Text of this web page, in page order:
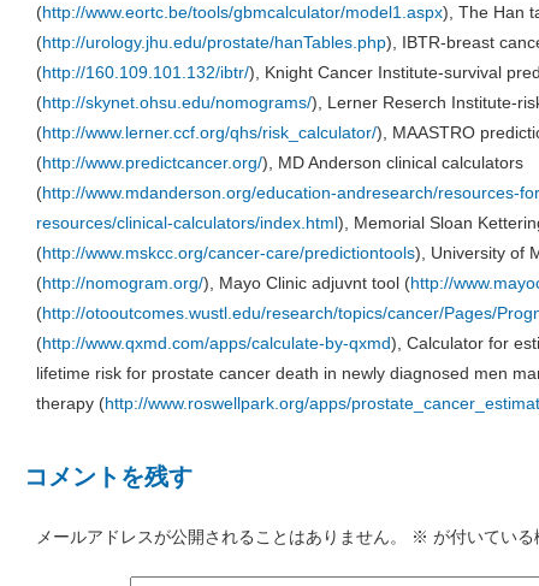
(http://www.eortc.be/tools/gbmcalculator/model1.aspx), The Han
(http://urology.jhu.edu/prostate/hanTables.php), IBTR-breast
(http://160.109.101.132/ibtr/), Knight Cancer Institute-survival
(http://skynet.ohsu.edu/nomograms/), Lerner Reserch Institute-
(http://www.lerner.ccf.org/qhs/risk_calculator/), MAASTRO
(http://www.predictcancer.org/), MD Anderson clinical calculators
(http://www.mdanderson.org/education-andresearch/resources-
resources/clinical-calculators/index.html), Memorial Sloan
(http://www.mskcc.org/cancer-care/predictiontools), University of
(http://nomogram.org/), Mayo Clinic adjuvnt tool (http://
(http://otooutcomes.wustl.edu/research/topics/cancer/Pages/
(http://www.qxmd.com/apps/calculate-by-qxmd), Calculator for
lifetime risk for prostate cancer death in newly diagnosed men
therapy (http://www.roswellpark.org/apps/
コメントを残す
メールアドレスが公開されることはありません。 ※ が付いてい